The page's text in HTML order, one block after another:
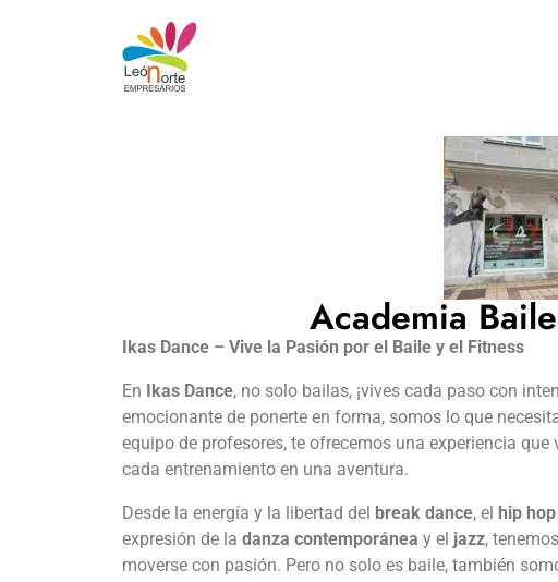
Academia
Ikas Dance – Vive la Pasión por el Baile y el Fitness
En Ikas Dance, no solo bailas, ¡vives cada paso con
emocionante de ponerte en forma, somos lo que
equipo de profesores, te ofrecemos una experiencia
cada entrenamiento en una aventura.
Desde la energía y la libertad del break dance, el hip hop
expresión de la danza contemporánea y el jazz,
moverse con pasión. Pero no solo es baile, también